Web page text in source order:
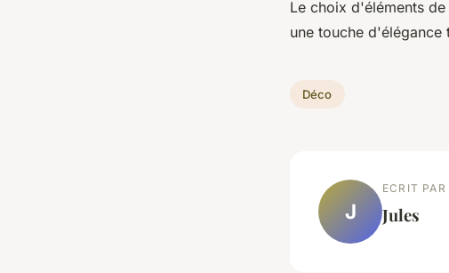
Le choix d'éléments
une touche d'élégance
Déco
J
ECRIT PAR
Jules